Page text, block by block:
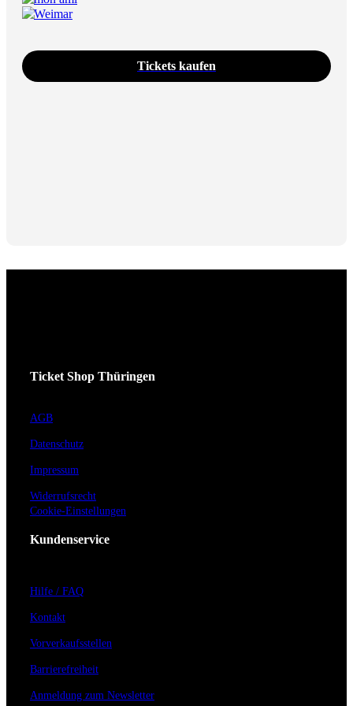
Weimar
Tickets kaufen
Ticket Shop Thüringen
AGB
Datenschutz
Impressum
Widerrufsrecht
Cookie-Einstellungen
Kundenservice
Hilfe / FAQ
Kontakt
Vorverkaufsstellen
Barrierefreiheit
Anmeldung zum Newsletter